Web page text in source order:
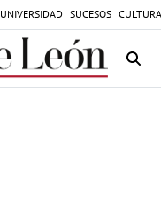
UNIVERSIDAD SUCESOS